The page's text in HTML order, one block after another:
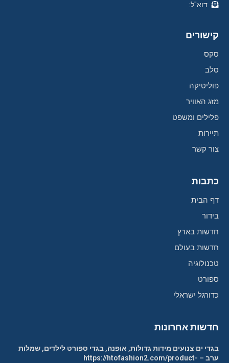
דוא"ל:
קישורים
סקס
סלב
פוליטיקה
מזג האוויר
פלילים ומשפט
תיירות
צור קשר
כתבות
דף הבית
בידור
חדשות בארץ
חדשות בעולם
טכנולוגיה
ספורט
כדורגל ישראלי
חדשות אחרונות
בגדי ים צנועים מידות גדולות, אופנה, בגדי ספורט לילדים, שמלות
ערב – https://htofashion2.com/product-